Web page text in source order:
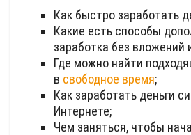
Как быстро заработать
Какие есть способы
заработка без вложений
Где можно найти
в свободное время;
Как заработать деньги
Интернете;
Чем заняться, чтобы